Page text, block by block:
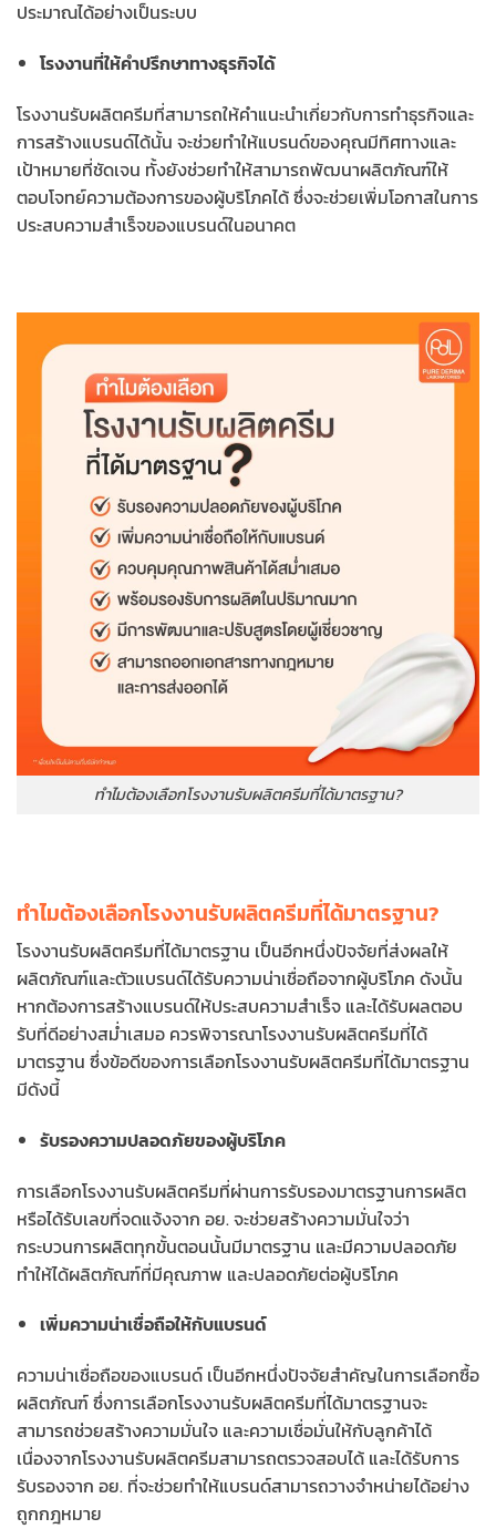
ประมาณได้อย่างเป็นระบบ
โรงงานที่ให้คำปรึกษาทางธุรกิจได้
โรงงานรับผลิตครีมที่สามารถให้คำแนะนำเกี่ยวกับการทำธุรกิจและ
การสร้างแบรนด์ได้นั้น จะช่วยทำให้แบรนด์ของคุณมีทิศทางและ
เป้าหมายที่ชัดเจน ทั้งยังช่วยทำให้สามารถพัฒนาผลิตภัณฑ์ให้
ตอบโจทย์ความต้องการของผู้บริโภคได้ ซึ่งจะช่วยเพิ่มโอกาสในการ
ประสบความสำเร็จของแบรนด์ในอนาคต
ทำไมต้องเลือกโรงงานรับผลิตครีมที่ได้มาตรฐาน?
ทำไมต้องเลือกโรงงานรับผลิตครีมที่ได้มาตรฐาน?
โรงงานรับผลิตครีมที่ได้มาตรฐาน เป็นอีกหนึ่งปัจจัยที่ส่งผลให้
ผลิตภัณฑ์และตัวแบรนด์ได้รับความน่าเชื่อถือจากผู้บริโภค ดังนั้น
หากต้องการสร้างแบรนด์ให้ประสบความสำเร็จ และได้รับผลตอบ
รับที่ดีอย่างสม่ำเสมอ ควรพิจารณาโรงงานรับผลิตครีมที่ได้
มาตรฐาน ซึ่งข้อดีของการเลือกโรงงานรับผลิตครีมที่ได้มาตรฐาน
มีดังนี้
รับรองความปลอดภัยของผู้บริโภค
การเลือกโรงงานรับผลิตครีมที่ผ่านการรับรองมาตรฐานการผลิต
หรือได้รับเลขที่จดแจ้งจาก อย. จะช่วยสร้างความมั่นใจว่า
กระบวนการผลิตทุกขั้นตอนนั้นมีมาตรฐาน และมีความปลอดภัย
ทำให้ได้ผลิตภัณฑ์ที่มีคุณภาพ และปลอดภัยต่อผู้บริโภค
เพิ่มความน่าเชื่อถือให้กับแบรนด์
ความน่าเชื่อถือของแบรนด์ เป็นอีกหนึ่งปัจจัยสำคัญในการเลือกซื้อ
ผลิตภัณฑ์ ซึ่งการเลือกโรงงานรับผลิตครีมที่ได้มาตรฐานจะ
สามารถช่วยสร้างความมั่นใจ และความเชื่อมั่นให้กับลูกค้าได้
เนื่องจากโรงงานรับผลิตครีมสามารถตรวจสอบได้ และได้รับการ
รับรองจาก อย. ที่จะช่วยทำให้แบรนด์สามารถวางจำหน่ายได้อย่าง
ถูกกฎหมาย